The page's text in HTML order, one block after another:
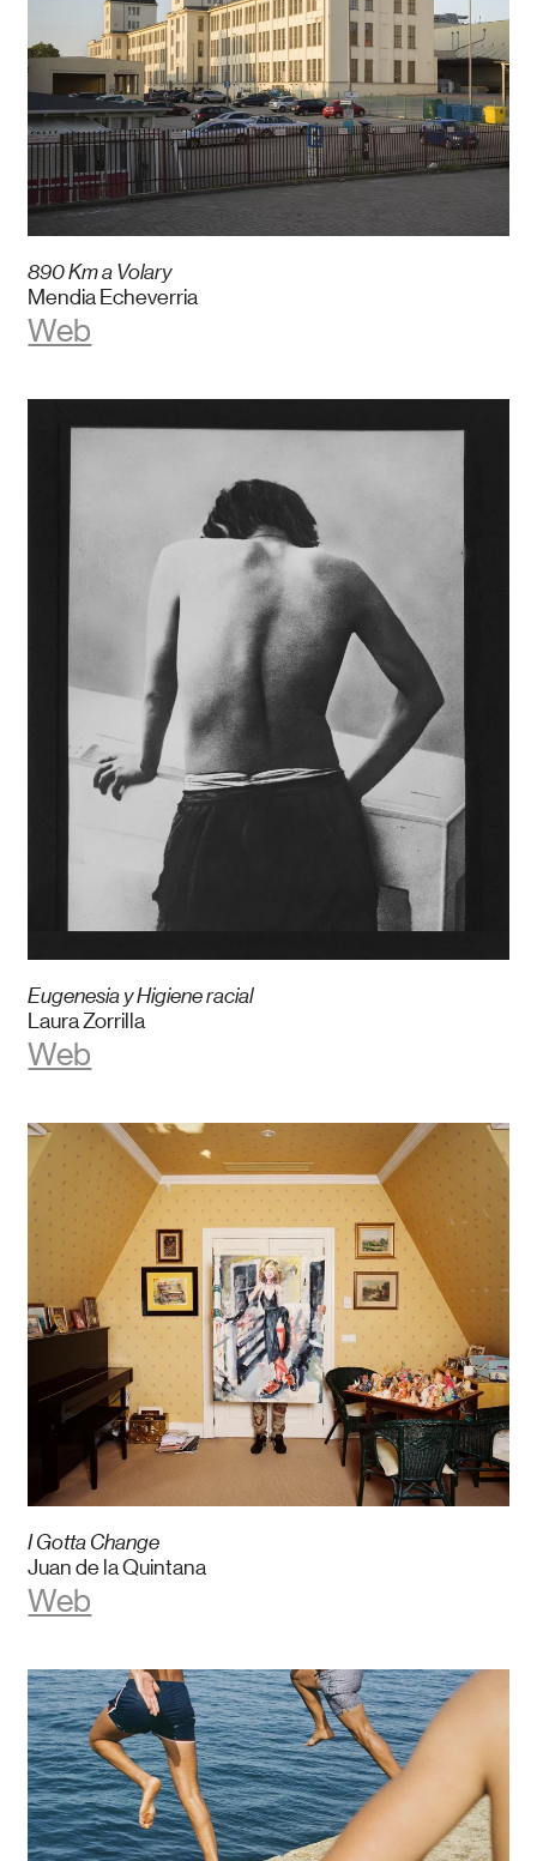
890 Km a Volary
Mendia Echeverria
Web
Eugenesia y Higiene racial
Laura Zorrilla
Web
I Gotta Change
Juan de la Quintana
Web